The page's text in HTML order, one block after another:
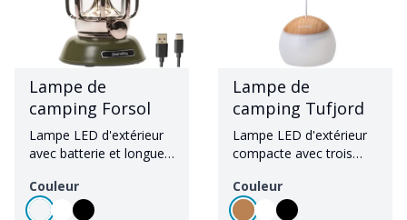
Lampe de
camping Forsol
Lampe LED d'extérieur
avec batterie et longue
Couleur
Lampe de
camping Tufjord
Lampe LED d'extérieur
compacte avec trois
Couleur